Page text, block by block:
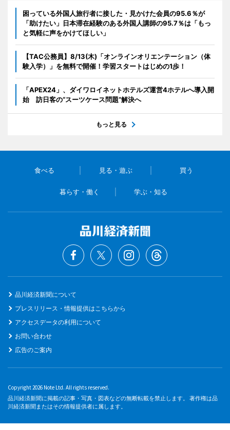
困っている外国人旅行者に接した・見かけた会員の95.6％が
「助けたい」日本滞在経験のある外国人講師の95.7％は「もっ
と気軽に声をかけてほしい」
【TAC公務員】8/13(木)「オンラインオリエンテーション（体
験入学）」を無料で開催！学習スタートはじめの1歩！
「APEX24」、ダイワロイネットホテルズ運営4ホテルへ導入開
始 訪日客の“スーツケース問題”解決へ
もっと見る
食べる 見る・遊ぶ 買う
暮らす・働く 学ぶ・知る
品川経済新聞について
プレスリリース・情報提供はこちらから
アクセスデータの利用について
お問い合わせ
広告のご案内
Copyright 2026 Note Ltd. All rights reserved.
品川経済新聞に掲載の記事・写真・図表などの無断転載を禁止します。 著作権は品
川経済新聞またはその情報提供者に属します。